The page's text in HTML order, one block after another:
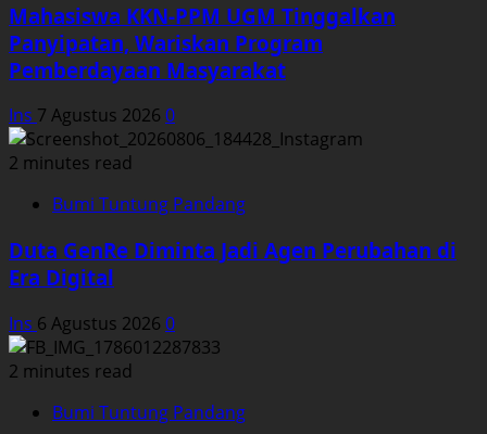
Mahasiswa KKN-PPM UGM Tinggalkan
Panyipatan, Wariskan Program
Pemberdayaan Masyarakat
Ins 7 Agustus 2026 0
2 minutes read
Bumi Tuntung Pandang
Duta GenRe Diminta Jadi Agen Perubahan di
Era Digital
Ins 6 Agustus 2026 0
2 minutes read
Bumi Tuntung Pandang